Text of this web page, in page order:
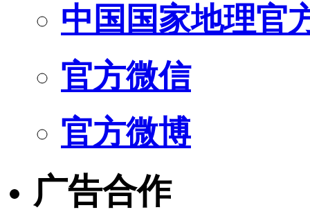
中国国家地理官
官方微信
官方微博
广告合作